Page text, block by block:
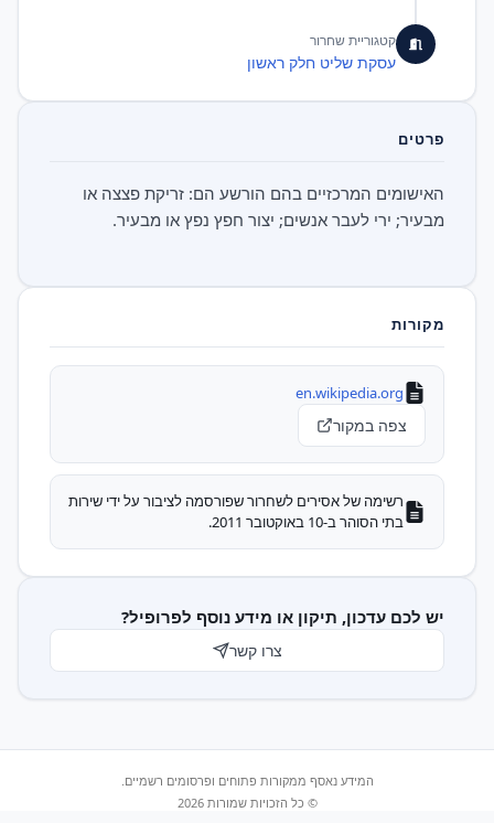
קטגוריית שחרור
עסקת שליט חלק ראשון
פרטים
האישומים המרכזיים בהם הורשע הם: זריקת פצצה או
מבעיר; ירי לעבר אנשים; יצור חפץ נפץ או מבעיר.
מקורות
en.wikipedia.org
צפה במקור
רשימה של אסירים לשחרור שפורסמה לציבור על ידי שירות
בתי הסוהר ב-10 באוקטובר 2011.
יש לכם עדכון, תיקון או מידע נוסף לפרופיל?
צרו קשר
המידע נאסף ממקורות פתוחים ופרסומים רשמיים.
© כל הזכויות שמורות 2026